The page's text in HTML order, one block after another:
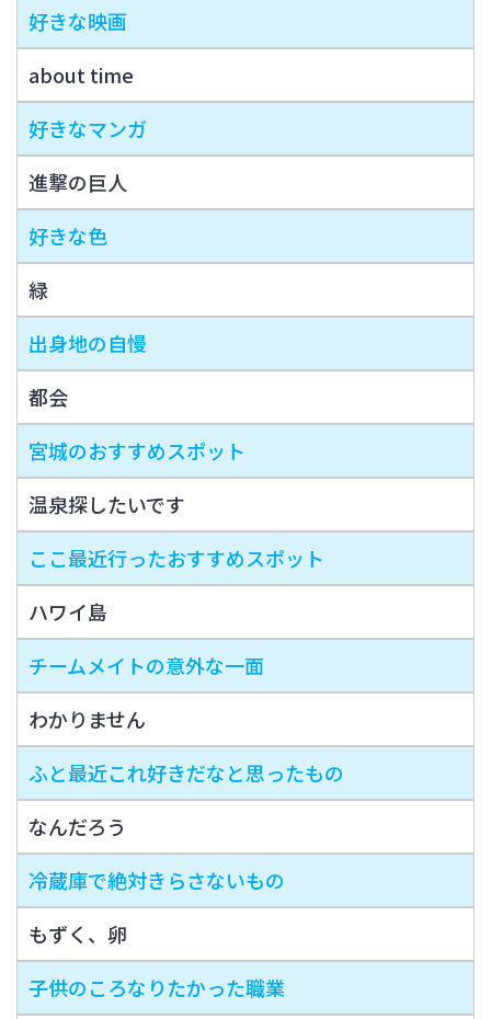
好きな映画
about time
好きなマンガ
進撃の巨人
好きな色
緑
出身地の自慢
都会
宮城のおすすめスポット
温泉探したいです
ここ最近行ったおすすめスポット
ハワイ島
チームメイトの意外な一面
わかりません
ふと最近これ好きだなと思ったもの
なんだろう
冷蔵庫で絶対きらさないもの
もずく、卵
子供のころなりたかった職業